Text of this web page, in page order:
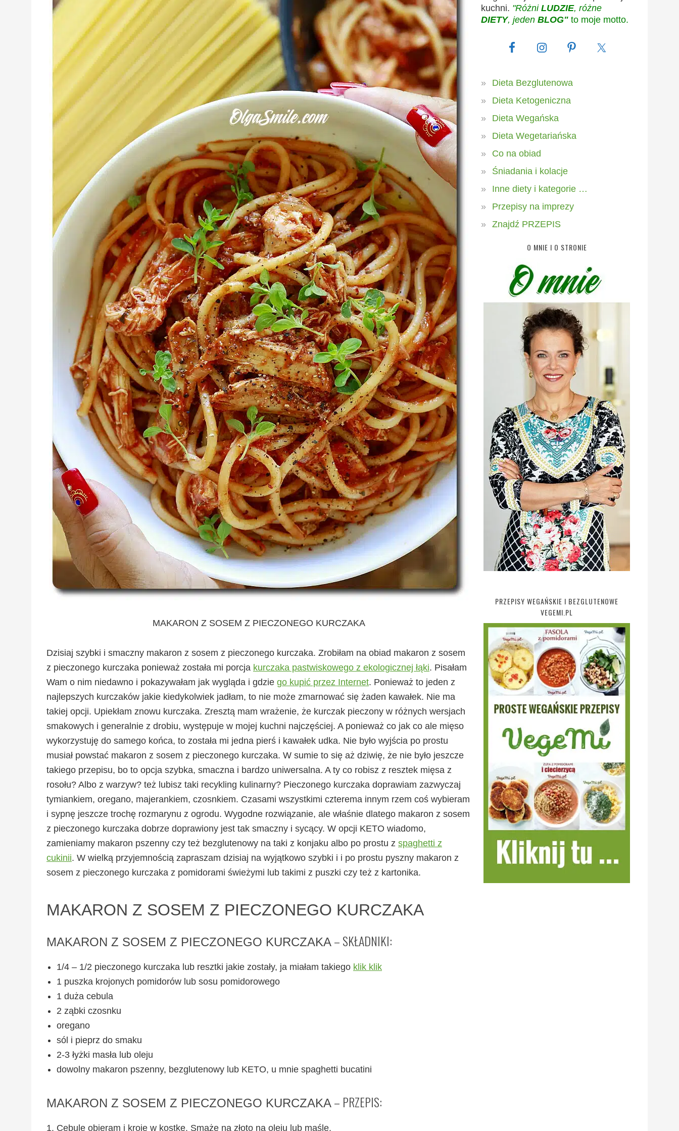
MAKARON Z SOSEM Z PIECZONEGO KURCZAKA
Dzisiaj szybki i smaczny makaron z sosem z pieczonego kurczaka. Zrobiłam na obiad makaron z sosem
z pieczonego kurczaka ponieważ została mi porcja kurczaka pastwiskowego z ekologicznej łąki. Pisałam
Wam o nim niedawno i pokazywałam jak wygląda i gdzie go kupić przez Internet. Ponieważ to jeden z
najlepszych kurczaków jakie kiedykolwiek jadłam, to nie może zmarnować się żaden kawałek. Nie ma
takiej opcji. Upiekłam znowu kurczaka. Zresztą mam wrażenie, że kurczak pieczony w różnych wersjach
smakowych i generalnie z drobiu, występuje w mojej kuchni najczęściej. A ponieważ co jak co ale mięso
wykorzystuję do samego końca, to została mi jedna pierś i kawałek udka. Nie było wyjścia po prostu
musiał powstać makaron z sosem z pieczonego kurczaka. W sumie to się aż dziwię, że nie było jeszcze
takiego przepisu, bo to opcja szybka, smaczna i bardzo uniwersalna. A ty co robisz z resztek mięsa z
rosołu? Albo z warzyw? też lubisz taki recykling kulinarny? Pieczonego kurczaka doprawiam zazwyczaj
tymiankiem, oregano, majerankiem, czosnkiem. Czasami wszystkimi czterema innym rzem coś wybieram
i sypnę jeszcze trochę rozmarynu z ogrodu. Wygodne rozwiązanie, ale właśnie dlatego makaron z sosem
z pieczonego kurczaka dobrze doprawiony jest tak smaczny i sycący. W opcji KETO wiadomo,
zamieniamy makaron pszenny czy też bezglutenowy na taki z konjaku albo po prostu z spaghetti z
cukinii. W wielką przyjemnością zapraszam dzisiaj na wyjątkowo szybki i i po prostu pyszny makaron z
sosem z pieczonego kurczaka z pomidorami świeżymi lub takimi z puszki czy też z kartonika.
MAKARON Z SOSEM Z PIECZONEGO KURCZAKA
MAKARON Z SOSEM Z PIECZONEGO KURCZAKA – SKŁADNIKI:
1/4 – 1/2 pieczonego kurczaka lub resztki jakie zostały, ja miałam takiego klik klik
1 puszka krojonych pomidorów lub sosu pomidorowego
1 duża cebula
2 ząbki czosnku
oregano
sól i pieprz do smaku
2-3 łyżki masła lub oleju
dowolny makaron pszenny, bezglutenowy lub KETO, u mnie spaghetti bucatini
MAKARON Z SOSEM Z PIECZONEGO KURCZAKA – PRZEPIS:
Cebule obieram i kroje w kostkę. Smażę na złoto na oleju lub maśle.
kuchni. "Różni LUDZIE, różne
DIETY, jeden BLOG" to moje motto.
Dieta Bezglutenowa
Dieta Ketogeniczna
Dieta Wegańska
Dieta Wegetariańska
Co na obiad
Śniadania i kolacje
Inne diety i kategorie …
Przepisy na imprezy
Znajdź PRZEPIS
O MNIE I O STRONIE
PRZEPISY WEGAŃSKIE I BEZGLUTENOWE
VEGEMI.PL